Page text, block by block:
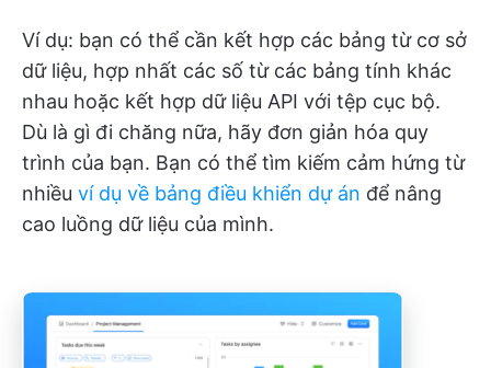
Ví dụ: bạn có thể cần kết hợp các bảng từ cơ sở
dữ liệu, hợp nhất các số từ các bảng tính khác
nhau hoặc kết hợp dữ liệu API với tệp cục bộ.
Dù là gì đi chăng nữa, hãy đơn giản hóa quy
trình của bạn. Bạn có thể tìm kiếm cảm hứng từ
nhiều ví dụ về bảng điều khiển dự án để nâng
cao luồng dữ liệu của mình.